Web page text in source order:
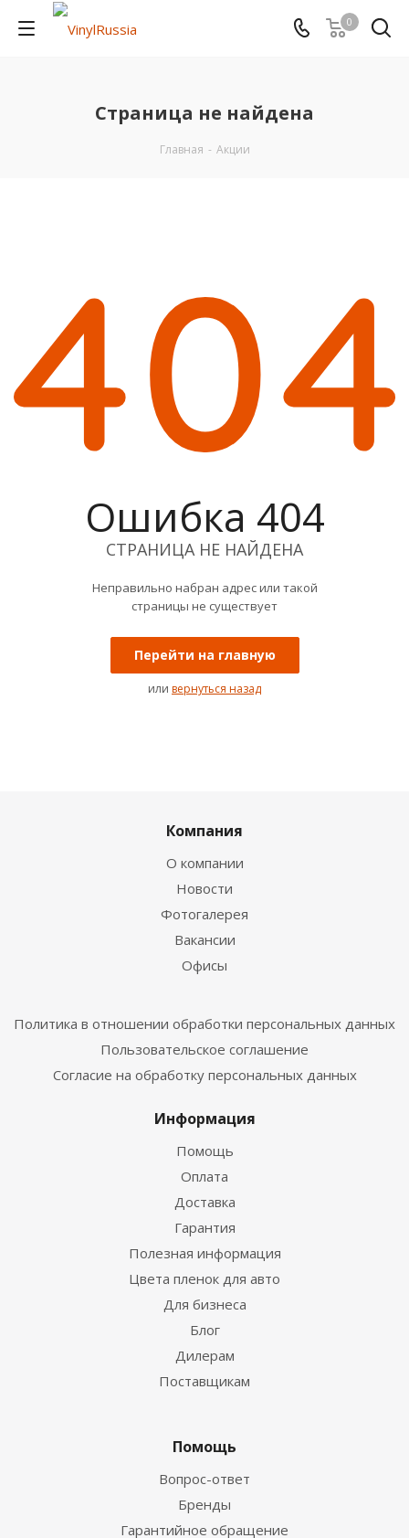
0
Страница не найдена
Главная - Акции
Ошибка 404
СТРАНИЦА НЕ НАЙДЕНА
Неправильно набран адрес или такой
страницы не существует
Перейти на главную
или вернуться назад
Компания
О компании
Новости
Фотогалерея
Вакансии
Офисы
Политика в отношении обработки персональных данных
Пользовательское соглашение
Согласие на обработку персональных данных
Информация
Помощь
Оплата
Доставка
Гарантия
Полезная информация
Цвета пленок для авто
Для бизнеса
Блог
Дилерам
Поставщикам
Помощь
Вопрос-ответ
Бренды
Гарантийное обращение